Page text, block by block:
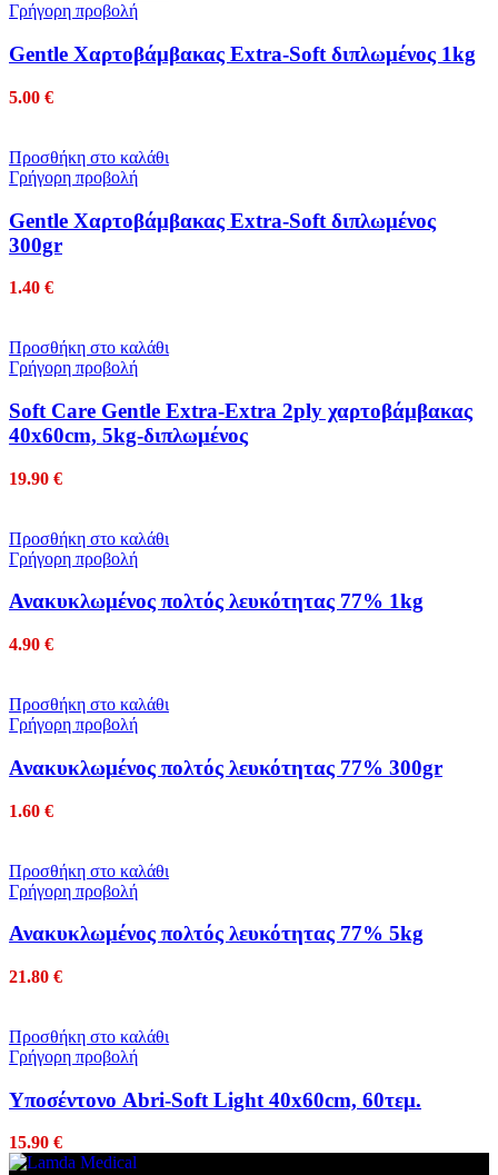
Γρήγορη προβολή
Gentle Χαρτοβάμβακας Extra-Soft διπλωμένος 1kg
5.00 €
Προσθήκη στο καλάθι
Γρήγορη προβολή
Gentle Χαρτοβάμβακας Extra-Soft διπλωμένος
300gr
1.40 €
Προσθήκη στο καλάθι
Γρήγορη προβολή
Soft Care Gentle Extra-Extra 2ply χαρτοβάμβακας
40x60cm, 5kg-διπλωμένος
19.90 €
Προσθήκη στο καλάθι
Γρήγορη προβολή
Ανακυκλωμένος πολτός λευκότητας 77% 1kg
4.90 €
Προσθήκη στο καλάθι
Γρήγορη προβολή
Ανακυκλωμένος πολτός λευκότητας 77% 300gr
1.60 €
Προσθήκη στο καλάθι
Γρήγορη προβολή
Ανακυκλωμένος πολτός λευκότητας 77% 5kg
21.80 €
Προσθήκη στο καλάθι
Γρήγορη προβολή
Υποσέντονο Abri-Soft Light 40x60cm, 60τεμ.
15.90 €